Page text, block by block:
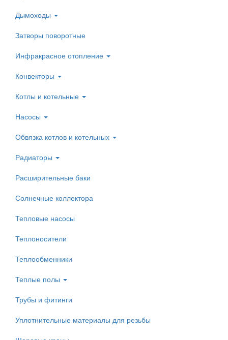
Дымоходы
Затворы поворотные
Инфракрасное отопление
Конвекторы
Котлы и котельные
Насосы
Обвязка котлов и котельных
Радиаторы
Расширительные баки
Солнечные коллектора
Тепловые насосы
Теплоносители
Теплообменники
Теплые полы
Трубы и фитинги
Уплотнительные материалы для резьбы